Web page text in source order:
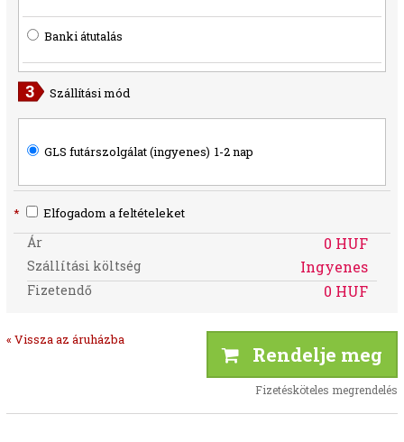
Banki átutalás
Szállítási mód
GLS futárszolgálat (ingyenes) 1-2 nap
* Elfogadom a feltételeket
Ár 0 HUF
Szállítási költség Ingyenes
Fizetendő 0 HUF
« Vissza az áruházba
Rendelje meg
Fizetésköteles megrendelés